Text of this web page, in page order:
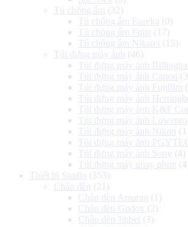
Tủ chống ẩm (32)
Tủ chống ẩm Eureka (0)
Tủ chống ẩm Fujie (17)
Tủ chống ẩm Nikatei (15)
Túi đựng máy ảnh
(46)
Túi đựng máy ảnh
Túi đựng máy ảnh Canon
Túi đựng máy ảnh Fujifilm
Túi đựng máy ảnh
Túi đựng máy ảnh K&F
Túi đựng máy ảnh Lowepro
Túi đựng máy ảnh Nikon
Túi đựng máy ảnh
Túi đựng máy ảnh Sony (4)
Túi đựng máy quay phim
Thiết bị Studio (353)
Chân đèn
(21)
Chân đèn Amaran
(1)
Chân đèn Godox (2)
Chân đèn Jinbei (3)